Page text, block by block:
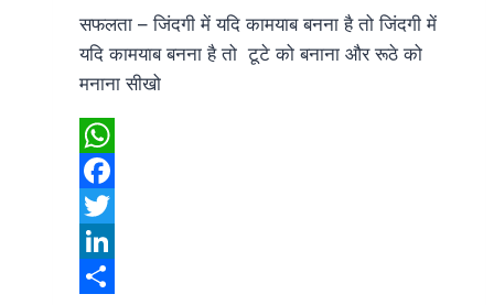
सफलता – जिंदगी में यदि कामयाब बनना है तो जिंदगी में
यदि कामयाब बनना है तो टूटे को बनाना और रूठे को
मनाना सीखो
WhatsApp
Facebook
Twitter
LinkedIn